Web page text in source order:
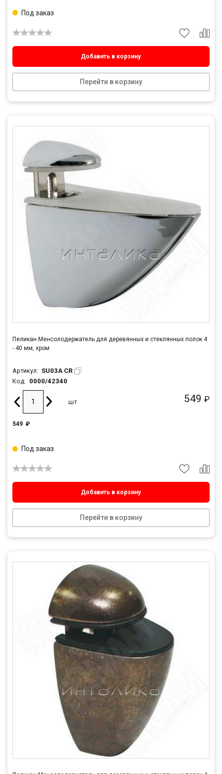
Добавить в корзину
Перейти в корзину
Под заказ
Пеликан Менсолодержатель для деревянных и стеклянных полок 4
- 40 мм, хром
Артикул: SU03A CR
Код: 0000/42340
549 ₽
шт
549 ₽
Добавить в корзину
Перейти в корзину
Под заказ